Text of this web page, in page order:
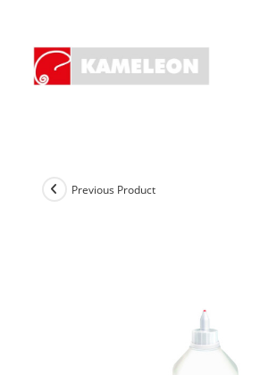
content
Previous Product